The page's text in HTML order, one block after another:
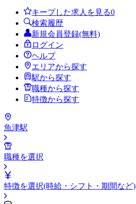
キープした求人を見る0
検索履歴
新規会員登録(無料)
ログイン
ヘルプ
エリアから探す
駅から探す
職種から探す
特徴から探す
魚津駅
職種を選択
特徴を選択(時給・シフト・期間など)